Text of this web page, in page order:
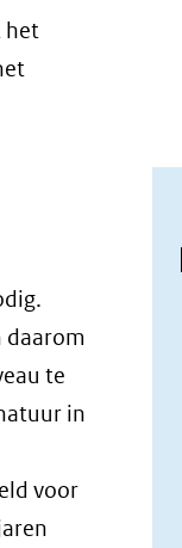
het
daarom
te
in
voor